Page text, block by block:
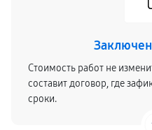
Стоимость работ не
составит договор, где
сроки.